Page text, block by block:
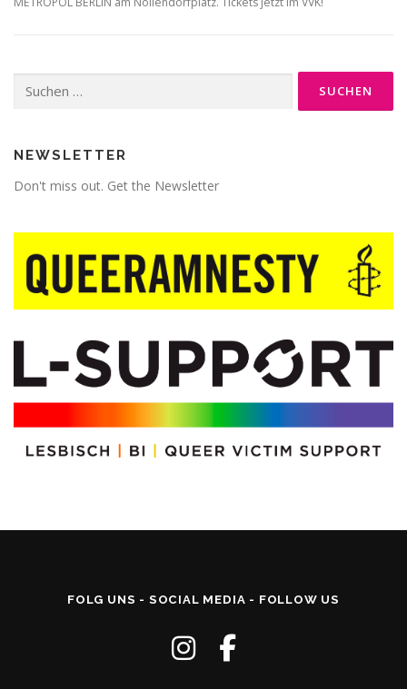
nach:
NEWSLETTER
Don't miss out. Get the Newsletter
FOLG UNS - SOCIAL MEDIA - FOLLOW US